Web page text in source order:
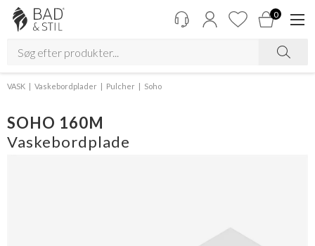
0
VASK Vaskebordplader Pulcher Soho
SOHO 160M
Vaskebordplade